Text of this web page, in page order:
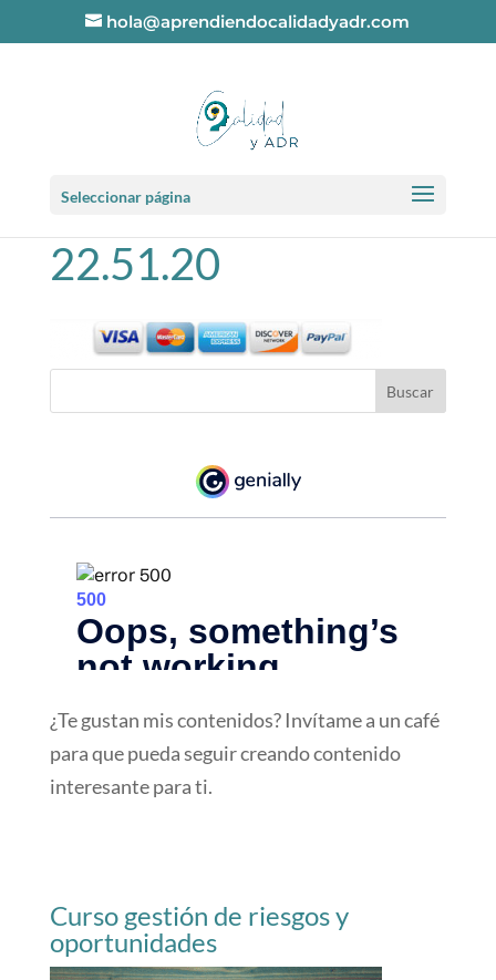
hola@aprendiendocalidadyadr.com
Seleccionar página
Captura de pantalla
2017-10-25 a las
22.51.20
¿Te gustan mis contenidos? Invítame a un café
para que pueda seguir creando contenido
interesante para ti.
Curso gestión de riesgos y
oportunidades